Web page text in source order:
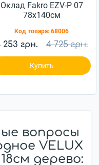
Оклад Fakro EZV-P 07
78x140см
Код товара: 68006
253 грн. 4 725 грн.
Купить
вопросы
VELUX
дерево: